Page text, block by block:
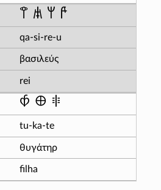
𐀣 𐀯 𐀩 𐀄
qa-si-re-u
βασιλεύς
rei
𐀶 𐀏 𐀳
tu-ka-te
θυγάτηρ
filha